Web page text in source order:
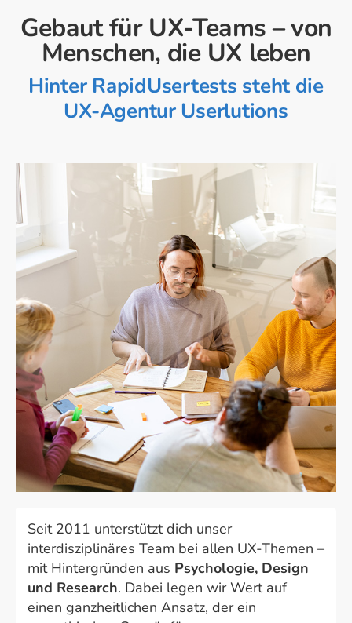
Gebaut für UX-Teams – von
Menschen, die UX leben
Hinter RapidUsertests steht die
UX-Agentur Userlutions
Seit 2011 unterstützt dich unser
interdisziplinäres Team bei allen UX-Themen –
mit Hintergründen aus Psychologie, Design
und Research. Dabei legen wir Wert auf
einen ganzheitlichen Ansatz, der ein